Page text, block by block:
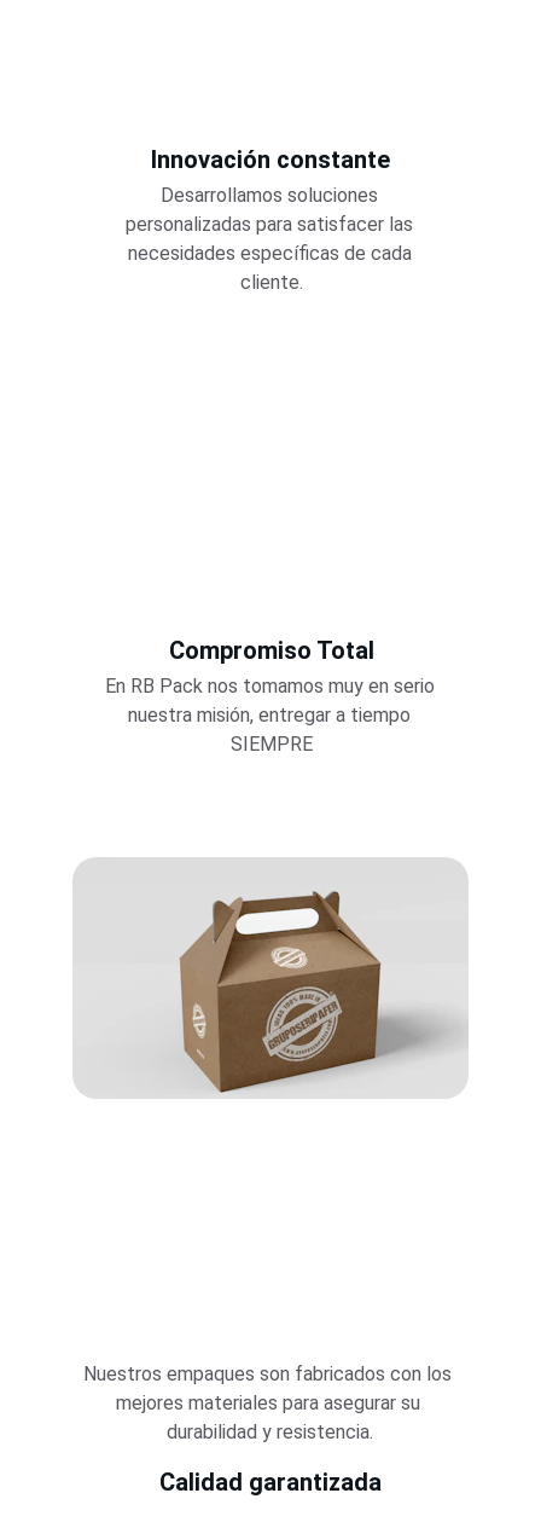
Compromiso Total
En RB Pack nos tomamos muy en serio
nuestra misión, entregar a tiempo
SIEMPRE
Innovación constante
Desarrollamos soluciones
personalizadas para satisfacer las
necesidades específicas de cada
cliente.
Nuestros empaques son fabricados con los
mejores materiales para asegurar su
durabilidad y resistencia.
Calidad garantizada